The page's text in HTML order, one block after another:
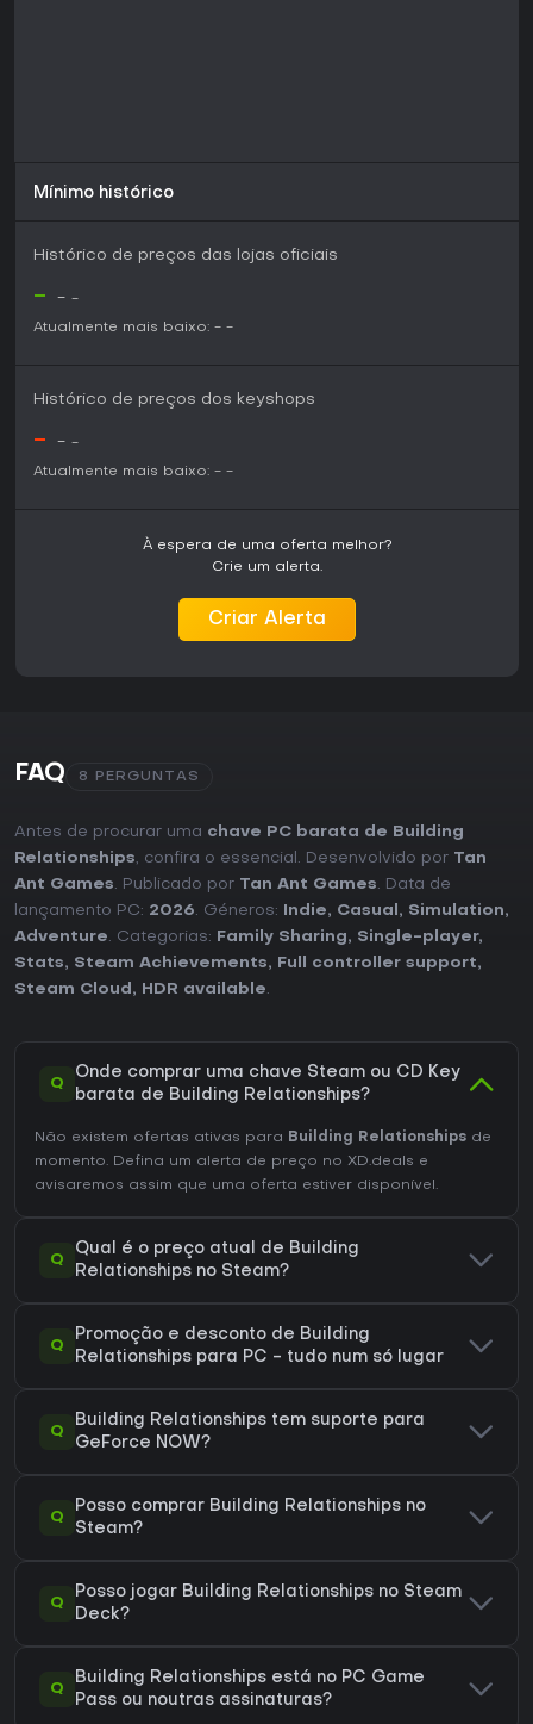
Mínimo histórico
Histórico de preços das lojas oficiais
- - -
Atualmente mais baixo: - -
Histórico de preços dos keyshops
- - -
Atualmente mais baixo: - -
À espera de uma oferta melhor?
Crie um alerta.
Criar Alerta
FAQ 8 PERGUNTAS
Antes de procurar uma chave PC barata de Building
Relationships, confira o essencial. Desenvolvido por Tan
Ant Games. Publicado por Tan Ant Games. Data de
lançamento PC: 2026. Géneros: Indie, Casual , Simulation,
Adventure. Categorias: Family Sharing, Single-player,
Stats, Steam Achievements, Full controller support,
Steam Cloud , HDR available.
Q
Onde comprar uma chave Steam ou CD Key
barata de Building Relationships?
Não existem ofertas ativas para Building Relationships de
momento. Defina um alerta de preço no XD.deals e
avisaremos assim que uma oferta estiver disponível.
Q
Qual é o preço atual de Building
Relationships no Steam?
Q
Promoção e desconto de Building
Relationships para PC - tudo num só lugar
Q
Building Relationships tem suporte para
GeForce NOW?
Q
Posso comprar Building Relationships no
Steam?
Q
Posso jogar Building Relationships no Steam
Deck?
Q
Building Relationships está no PC Game
Pass ou noutras assinaturas?